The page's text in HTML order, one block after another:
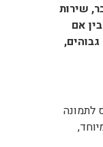
שירות
אם
לתמונה